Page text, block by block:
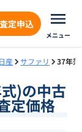
定申込
メニュー
日産 サファリ 37年落
)の中古
定価格